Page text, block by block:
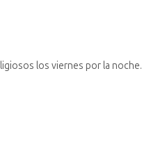
los viernes por la noche.